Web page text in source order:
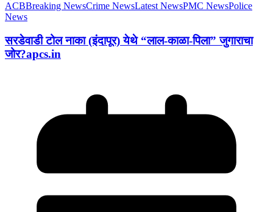
ACBBreaking NewsCrime NewsLatest NewsPMC NewsPolice
News
सरडेवाडी टोल नाका (इंदापूर) येथे “लाल-काळा-पिला” जुगाराचा
जोर?apcs.in